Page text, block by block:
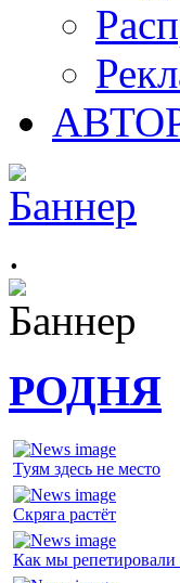
.
РОДНЯ
Туям здесь не место
Скряга растёт
Как мы репетировали